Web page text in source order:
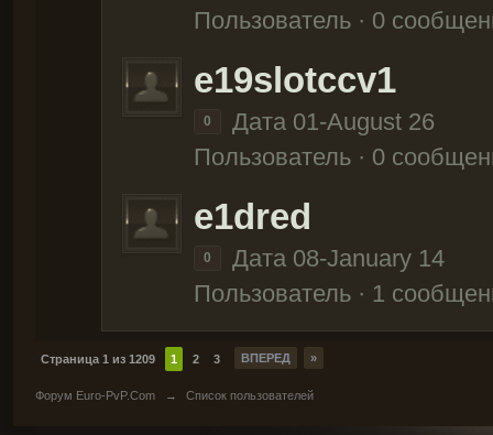
Пользователь · 0
e19slotccv1
0
Дата 01-August 26
Пользователь · 0
e1dred
0
Дата 08-January 14
Пользователь · 1
Страница 1 из 1209 1 2 3 ВПЕРЕД »
Форум Euro-PvP.Com → Список пользователей